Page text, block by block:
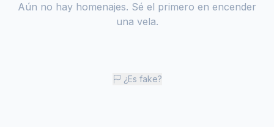
Aún no hay homenajes. Sé el primero en encender
una vela.
¿Es fake?